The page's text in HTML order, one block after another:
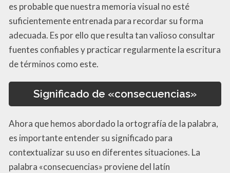
es probable que nuestra memoria visual no esté
suficientemente entrenada para recordar su forma
adecuada. Es por ello que resulta tan valioso consultar
fuentes confiables y practicar regularmente la escritura
de términos como este.
Significado de «consecuencias»
Ahora que hemos abordado la ortografía de la palabra,
es importante entender su significado para
contextualizar su uso en diferentes situaciones. La
palabra «consecuencias» proviene del latín